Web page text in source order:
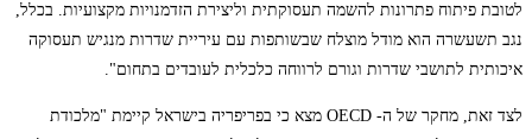
לטובת פיתוח פתרונות להשמה תעסוקתית וליצירת הזדמנויות מקצועיות. בכלל,
נגב תשעשרה הוא מודל מוצלח שבשותפות עם עיריית שדרות מנגיש תעסוקה
איכותית לתושבי שדרות וגורם לרווחה כלכלית לעובדים בתחום".
לצד זאת, מחקר של ה- OECD מצא כי בפריפריה בישראל קיימת "מלכודת